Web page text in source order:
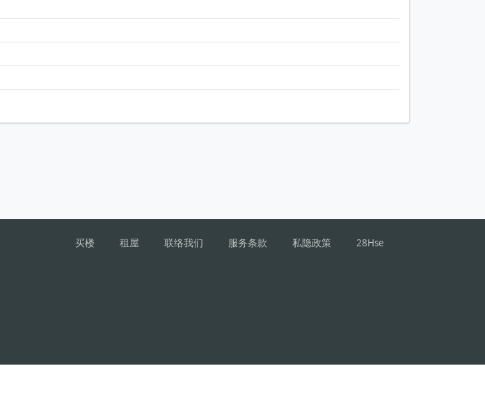
买楼 租屋 联络我们 服务条款 私隐政策 28Hse